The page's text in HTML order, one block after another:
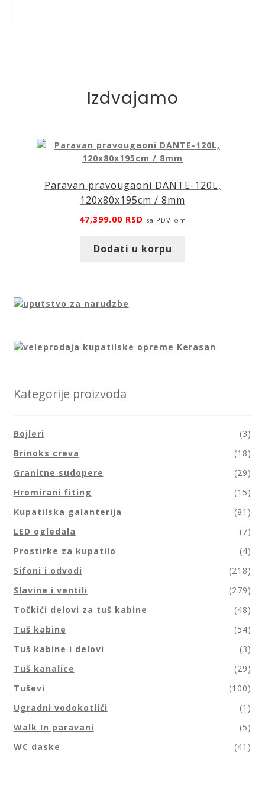
STICK,
Izdvajamo
Paravan pravougaoni DANTE-120L,
120x80x195cm / 8mm
47,399.00 RSD sa PDV-om
Dodati u korpu
Kategorije proizvoda
Bojleri
(3)
Brinoks creva
(18)
Granitne sudopere
(29)
Hromirani fiting
(15)
Kupatilska galanterija
(81)
LED ogledala
(7)
Prostirke za kupatilo
(4)
Sifoni i odvodi
(218)
Slavine i ventili
(279)
Točkići delovi za tuš kabine
(48)
Tuš kabine
(54)
Tuš kabine i delovi
(3)
Tuš kanalice
(29)
Tuševi
(100)
Ugradni vodokotlići
(1)
Walk In paravani
(5)
WC daske
(41)